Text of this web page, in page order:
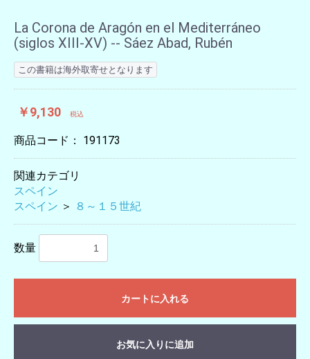
La Corona de Aragón en el Mediterráneo
(siglos XIII-XV) -- Sáez Abad, Rubén
この書籍は海外取寄せとなります
￥9,130 税込
商品コード： 191173
関連カテゴリ
スペイン
スペイン ＞ ８～１５世紀
数量
カートに入れる
お気に入りに追加